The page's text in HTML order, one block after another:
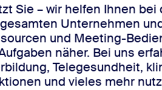
Sie – wir helfen Ihnen
Unternehmen
und Meeting-
näher. Bei uns
Telegesundheit,
und vieles mehr